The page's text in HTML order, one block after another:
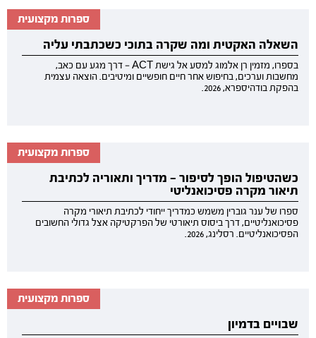
ספרות מקצועית
השאלה האקטית ומה שקרה בתוכי כשכתבתי עליה
בספרו, מזמין רן אלמוג למסע אל גישת ACT — דרך מגע עם כאב,
מחשבות וערכים, בחיפוש אחר חיים חופשיים ומיטיבים. הוצאה עצמית
בהפקת בודהיספרא, 2026.
ספרות מקצועית
כשהטיפול הופך לסיפור — מדריך ותאוריה לכתיבת
תיאור מקרה פסיכואנליטי
ספרו של ענר גוברין משמש כמדריך ייחודי לכתיבת תיאורי מקרה
פסיכואנליטיים, דרך ביסוס תיאורטי של הפרקטיקה אצל גדולי החשובים
הפסיכואנליטיים. רסלינג, 2026.
ספרות מקצועית
שבויים בדמיון